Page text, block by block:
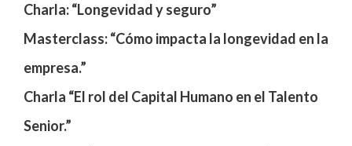
Charla: “Longevidad y seguro”
Masterclass: “Cómo impacta la longevidad en la
empresa.”
Charla “El rol del Capital Humano en el Talento
Senior.”